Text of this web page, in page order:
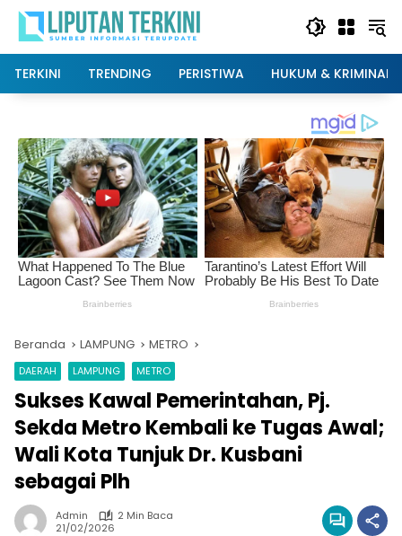
Langsung
konten
TERKINI
TRENDING PERISTIWA HUKUM & KRIMINAL
Beranda LAMPUNG METRO
DAERAH LAMPUNG METRO
Sukses Kawal Pemerintahan, Pj.
Sekda Metro Kembali ke Tugas Awal;
Wali Kota Tunjuk Dr. Kusbani
sebagai Plh
Admin
2 Min Baca
21/02/2026